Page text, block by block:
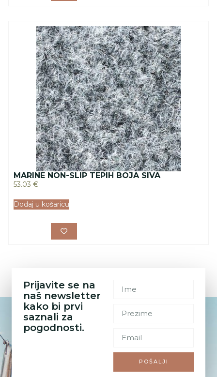
MARINE NON-SLIP TEPIH BOJA SIVA
53.03 €
Dodaj u košaricu
Prijavite se na
naš newsletter
kako bi prvi
saznali za
pogodnosti.
POŠALJI